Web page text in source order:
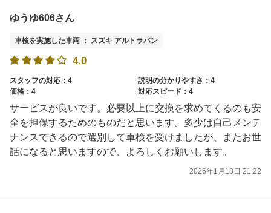
ゆうゆ606さん
車検を実施した車両 ： スズキ アルトラパン
4.0
スタッフの対応：4
説明の分かりやすさ：4
価格：4
対応スピード：4
サービスが良いです。必要以上に交換を求めてくるのも安
全を担保するためのものだと思います。多少は自己メンテ
ナンスできるので選別して車検を受けましたが、またお世
話になると思いますので、よろしくお願いします。
2026年1月18日 21:22